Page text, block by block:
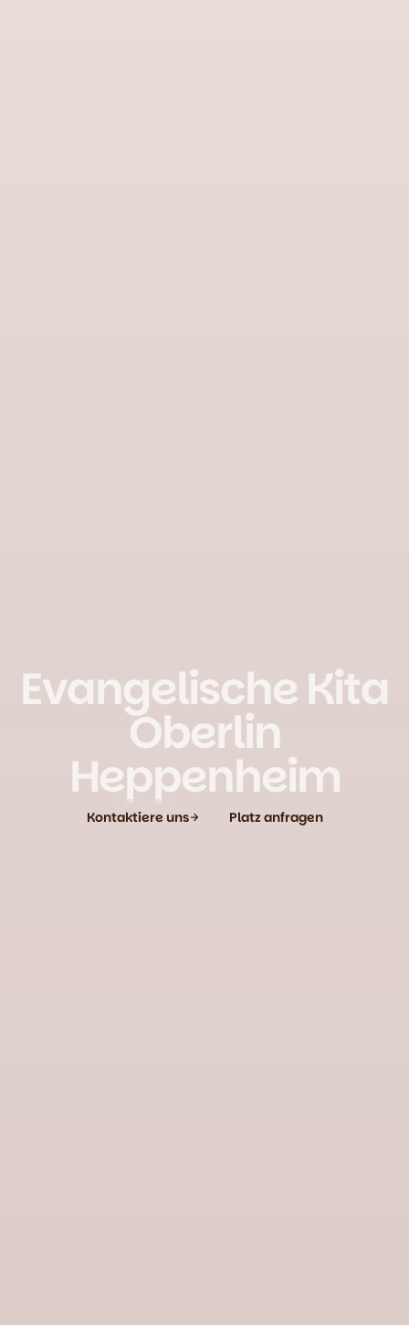
Evangelische Kita
Oberlin
Heppenheim
Kontaktiere uns Platz anfragen